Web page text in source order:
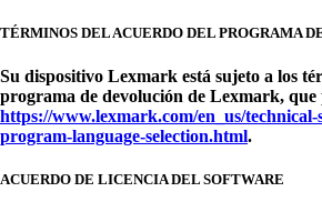
TÉRMINOS DEL ACUERDO DEL PROGRAMA
Su dispositivo Lexmark está sujeto a los
programa de devolución de Lexmark, que
https://www.lexmark.com/en_us/
program-language-selection.html.
ACUERDO DE LICENCIA DEL SOFTWARE